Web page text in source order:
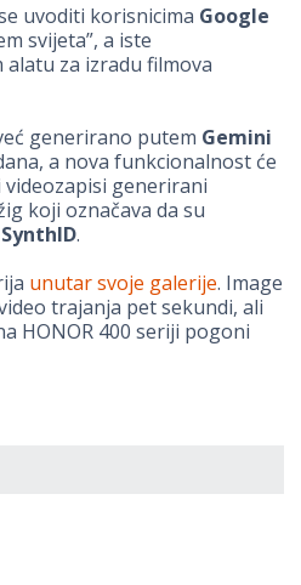
uvoditi korisnicima Google
svijeta”, a iste
za izradu filmova
generirano putem Gemini
a nova funkcionalnost će
generirani
koji označava da su
SynthID.
unutar svoje galerije. Image
trajanja pet sekundi, ali
HONOR 400 seriji pogoni